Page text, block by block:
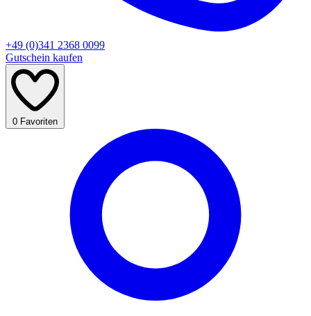
+49 (0)341 2368 0099
Gutschein kaufen
0 Favoriten